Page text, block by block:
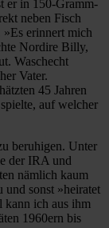
er in 150-Gramm-
neben Fisch
erinnert mich
Nordire Billy,
Waschecht
Vater.
45 Jahren
auf welcher
beruhigen. Unter
der IRA und
nämlich kaum
und sonst »heiratet
ich aus ihm
1960ern bis